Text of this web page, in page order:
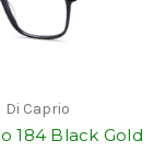
Di Caprio
184 Black Gold